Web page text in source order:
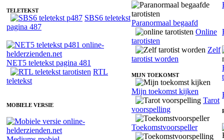
TELETEKST
SBS6 teletekst
pagina 487
NET5 teletekst pagina 481
RTL
teletekst
MOBIELE VERSIE
Paranormaal begaafd
Online
tarotisten
Zelf
tarotist worden
MIJN TOEKOMST
Mijn toekomst kijken
Tarot
voorspelling
Toekomstvoorspeller